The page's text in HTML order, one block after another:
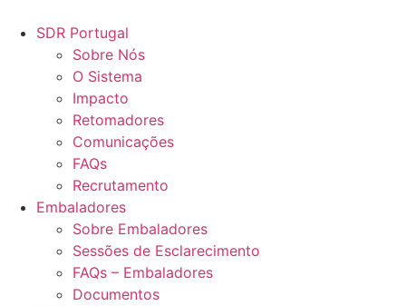
para
conteúdo
SDR Portugal
Sobre Nós
O Sistema
Impacto
Retomadores
Comunicações
FAQs
Recrutamento
Embaladores
Sobre Embaladores
Sessões de Esclarecimento
FAQs – Embaladores
Documentos